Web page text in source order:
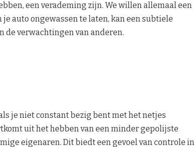
een verademing zijn. We willen allemaal een
auto ongewassen te laten, kan een subtiele
de verwachtingen van anderen.
je niet constant bezig bent met het netjes
uit het hebben van een minder gepolijste
eigenaren. Dit biedt een gevoel van controle in